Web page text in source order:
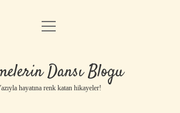
Anasayfa
Yasal Uyarı
menüyü
Dansı Blogu
hayatına renk katan hikayeler!